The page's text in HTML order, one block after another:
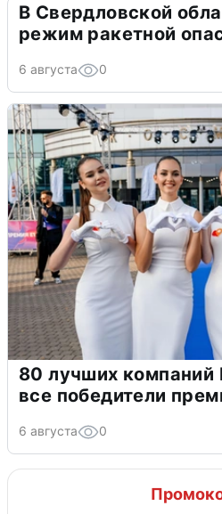
В Свердловской
режим ракетной
6 августа 0
80 лучших компаний
все победители
6 августа 0